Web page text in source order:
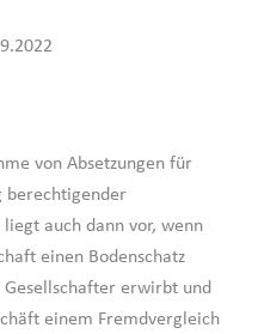
von Absetzungen für
berechtigender
auch dann vor, wenn
einen Bodenschatz
erwirbt und
einem Fremdvergleich